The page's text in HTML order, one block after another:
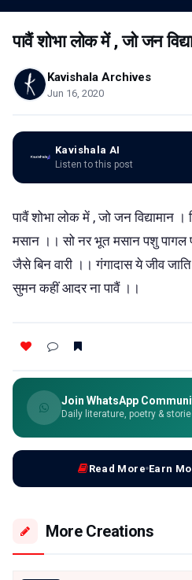
पावैं शोभा लोक में , जो जन
Kavishala Archives
Jun 16, 2020
Kavishala AI
Listen to this post
पावैं शोभा लोक में , जो जन विद्यामान ।
मसान ।। सो नर भूत मसान पशु पागल
जैसे बिन वारी ।। गंगादास ये जीव
सुमन कहीं आदर ना पावैं ।।
Join WhatsApp
Daily literature, poetry &
Read More Earn
More Creations